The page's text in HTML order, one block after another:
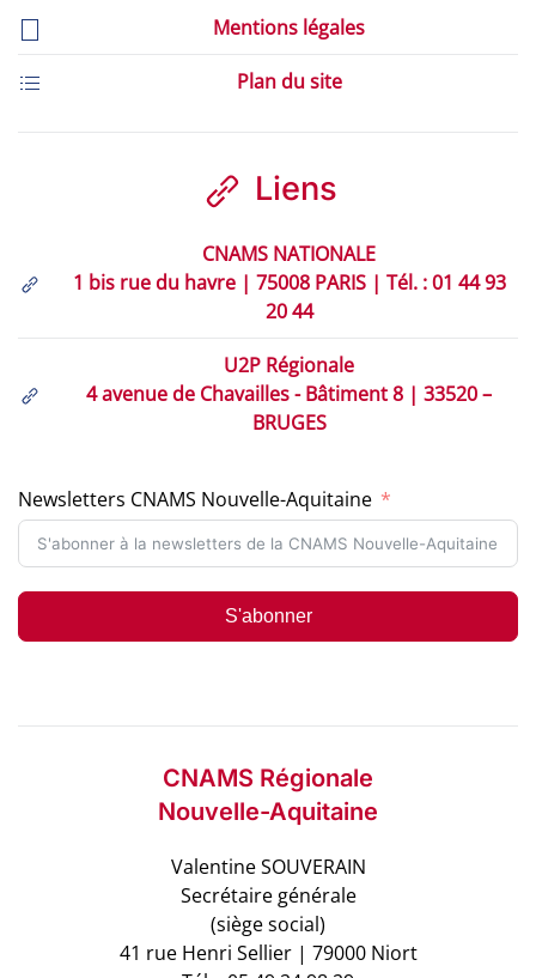
Mentions légales
Plan du site
Liens
CNAMS NATIONALE
1 bis rue du havre | 75008 PARIS | Tél. : 01 44 93
20 44
U2P Régionale
4 avenue de Chavailles - Bâtiment 8 | 33520 –
BRUGES
Newsletters CNAMS Nouvelle-Aquitaine
S'abonner
CNAMS Régionale
Nouvelle-Aquitaine
Valentine SOUVERAIN
Secrétaire générale
(siège social)
41 rue Henri Sellier | 79000 Niort